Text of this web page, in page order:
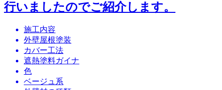
行いましたのでご紹介します。
施工内容
外壁屋根塗装
カバー工法
遮熱塗料ガイナ
色
ベージュ系